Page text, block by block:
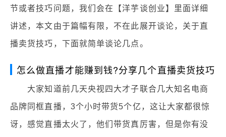
节或者技巧问题，我们会在【洋芋谈创业】里面详细
讲述，本文由于篇幅有限，不在此展开谈论，关于直
播卖货技巧，下面就简单谈论几点。
怎么做直播才能赚到钱?分享几个直播卖货技巧
大家知道前几天央视四大才子联合几大知名电商
品牌同框直播，3个小时带货5个亿，这让大家都很惊
讶，感觉直播太火了，他们带货真厉害，但是你有没